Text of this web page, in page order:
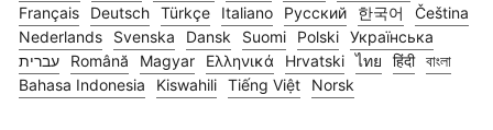
Français
Deutsch Türkçe Italiano Русский 한국어
Čeština
Nederlands
Svenska Dansk Suomi Polski Українська
עברית
Română Magyar Ελληνικά Hrvatski ไทย हिंदी বাংলা
Bahasa Indonesia
Kiswahili Tiếng Việt Norsk